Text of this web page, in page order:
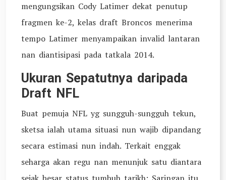
mengungsikan Cody Latimer dekat penutup
fragmen ke-2, kelas draft Broncos menerima
tempo Latimer menyampaikan invalid lantaran
nan diantisipasi pada tatkala 2014.
Ukuran Sepatutnya daripada
Draft NFL
Buat pemuja NFL yg sungguh-sungguh tekun,
sketsa ialah utama situasi nun wajib dipandang
secara estimasi nun indah. Terkait enggak
seharga akan regu nan menunjuk satu diantara